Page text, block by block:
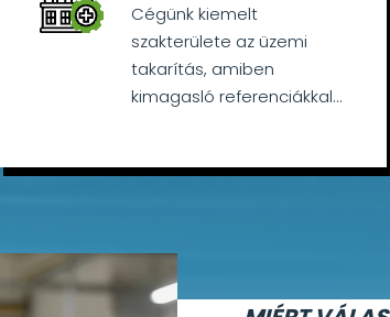
Cégünk kiemelt
szakterülete az üzemi
takarítás, amiben
kimagasló referenciákkal...